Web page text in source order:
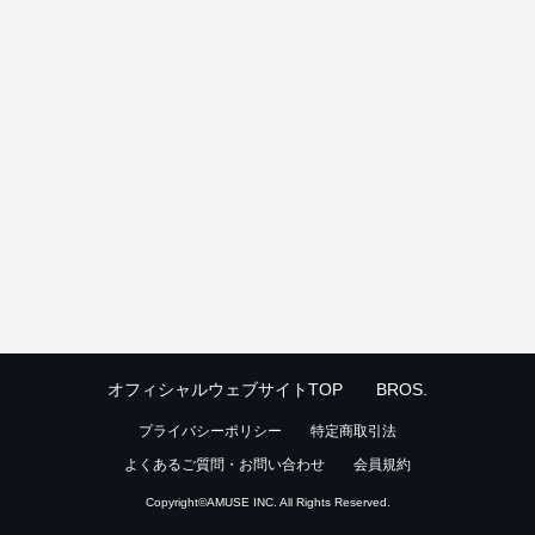
オフィシャルウェブサイトTOP BROS.
プライバシーポリシー
特定商取引法
よくあるご質問・お問い合わせ
会員規約
Copyright©AMUSE INC. All Rights Reserved.